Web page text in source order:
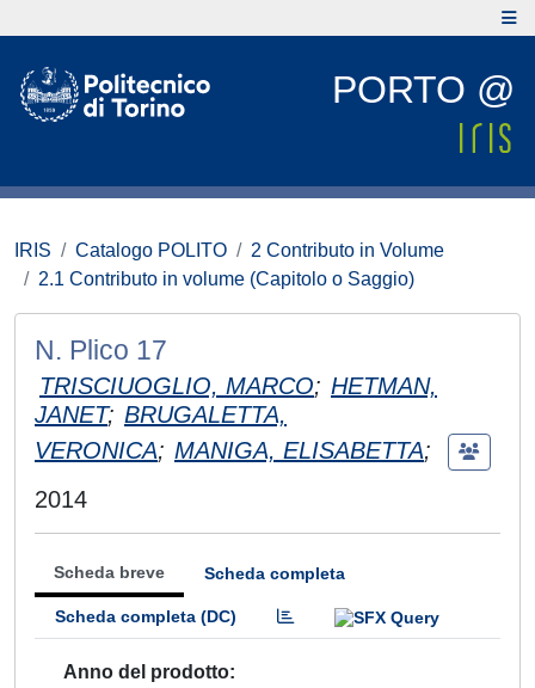
PORTO @
IRIS Catalogo POLITO
2 Contributo in Volume
2.1 Contributo in volume (Capitolo o Saggio)
N. Plico 17
TRISCIUOGLIO, MARCO; HETMAN,
JANET; BRUGALETTA,
VERONICA; MANIGA, ELISABETTA;
2014
Scheda breve Scheda completa
Scheda completa (DC)
Anno del prodotto